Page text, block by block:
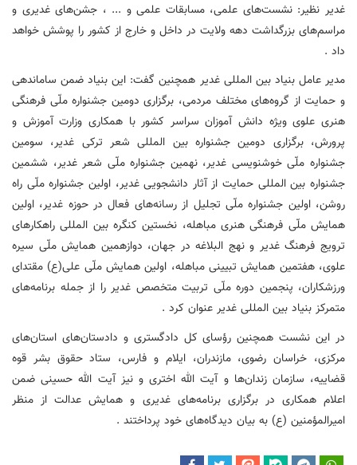
غدیر نظیر: نشست‌های علمی، مسابقات علمی و ... ، جشن‌های غدیری و
مراسم‌های بزرگداشت دهه ولایت در داخل و خارج از کشور را پوشش خواهد
داد .
مدیر عامل بنیاد بین المللی غدیر همچنین گفت: این بنیاد ضمن ساماندهی
و حمایت از گروه‌های مختلف مردمی، برگزاری دومین جشنواره ملّی فرهنگی
هنری علوی ویژه دانش آموزان سراسر کشور با همکاری وزارت آموزش و
پرورش، برگزاری دومین جشنواره بین المللی شعر ترکی غدیر، سومین
جشنواره ملّی خوشنویسی غدیر، نهمین جشنواره ملّی شعر غدیر، ششمین
جشنواره بین المللی حمایت از آثار دانشجویی غدیر، اولین جشنواره ملّی راه
روشن، اولین جشنواره ملّی تجلیل از رسانه‌های فعال در حوزه غدیر، اولین
همایش ملّی فرهنگی هنری مباهله، نخستین کنگره بین المللی راهکارهای
ترویج فرهنگ غدیر و نهج البلاغه در جهان، دوازهمین همایش ملّی سیره
علوی، هفتمین همایش تبیینی مباهله، اولین همایش ملّی علی(ع) مقتدای
ورزشکاران، پنجمین دوره ملّی تربیت متخصص غدیر را از جمله برنامه‌های
متمرکز بنیاد بین المللی غدیر عنوان کرد .
در این نشست همچنین رؤسای کل دادگستری و دادستان‌های استان‌های
مرکزی، خراسان رضوی، مازندران، ایلام و فارس، ستاد حقوق بشر قوه
قضاییه، سازمان زندان‌ها و آیت الله اختری و نیز آیت الله حسینی ضمن
اعلام همکاری در برگزاری برنامه‌های غدیری و همایش عدالت از منظر
امیرالمؤمنین (ع) به بیان دیدگاه‌های خود پرداختند .